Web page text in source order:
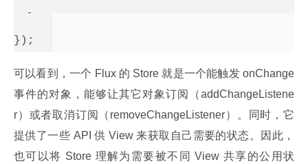
可以看到，一个 Flux 的 Store 就是一个能触发 onChange
事件的对象，能够让其它对象订阅（addChangeListene
r）或者取消订阅（removeChangeListener）。同时，它
提供了一些 API 供 View 来获取自己需要的状态。因此，
也可以将 Store 理解为需要被不同 View 共享的公用状